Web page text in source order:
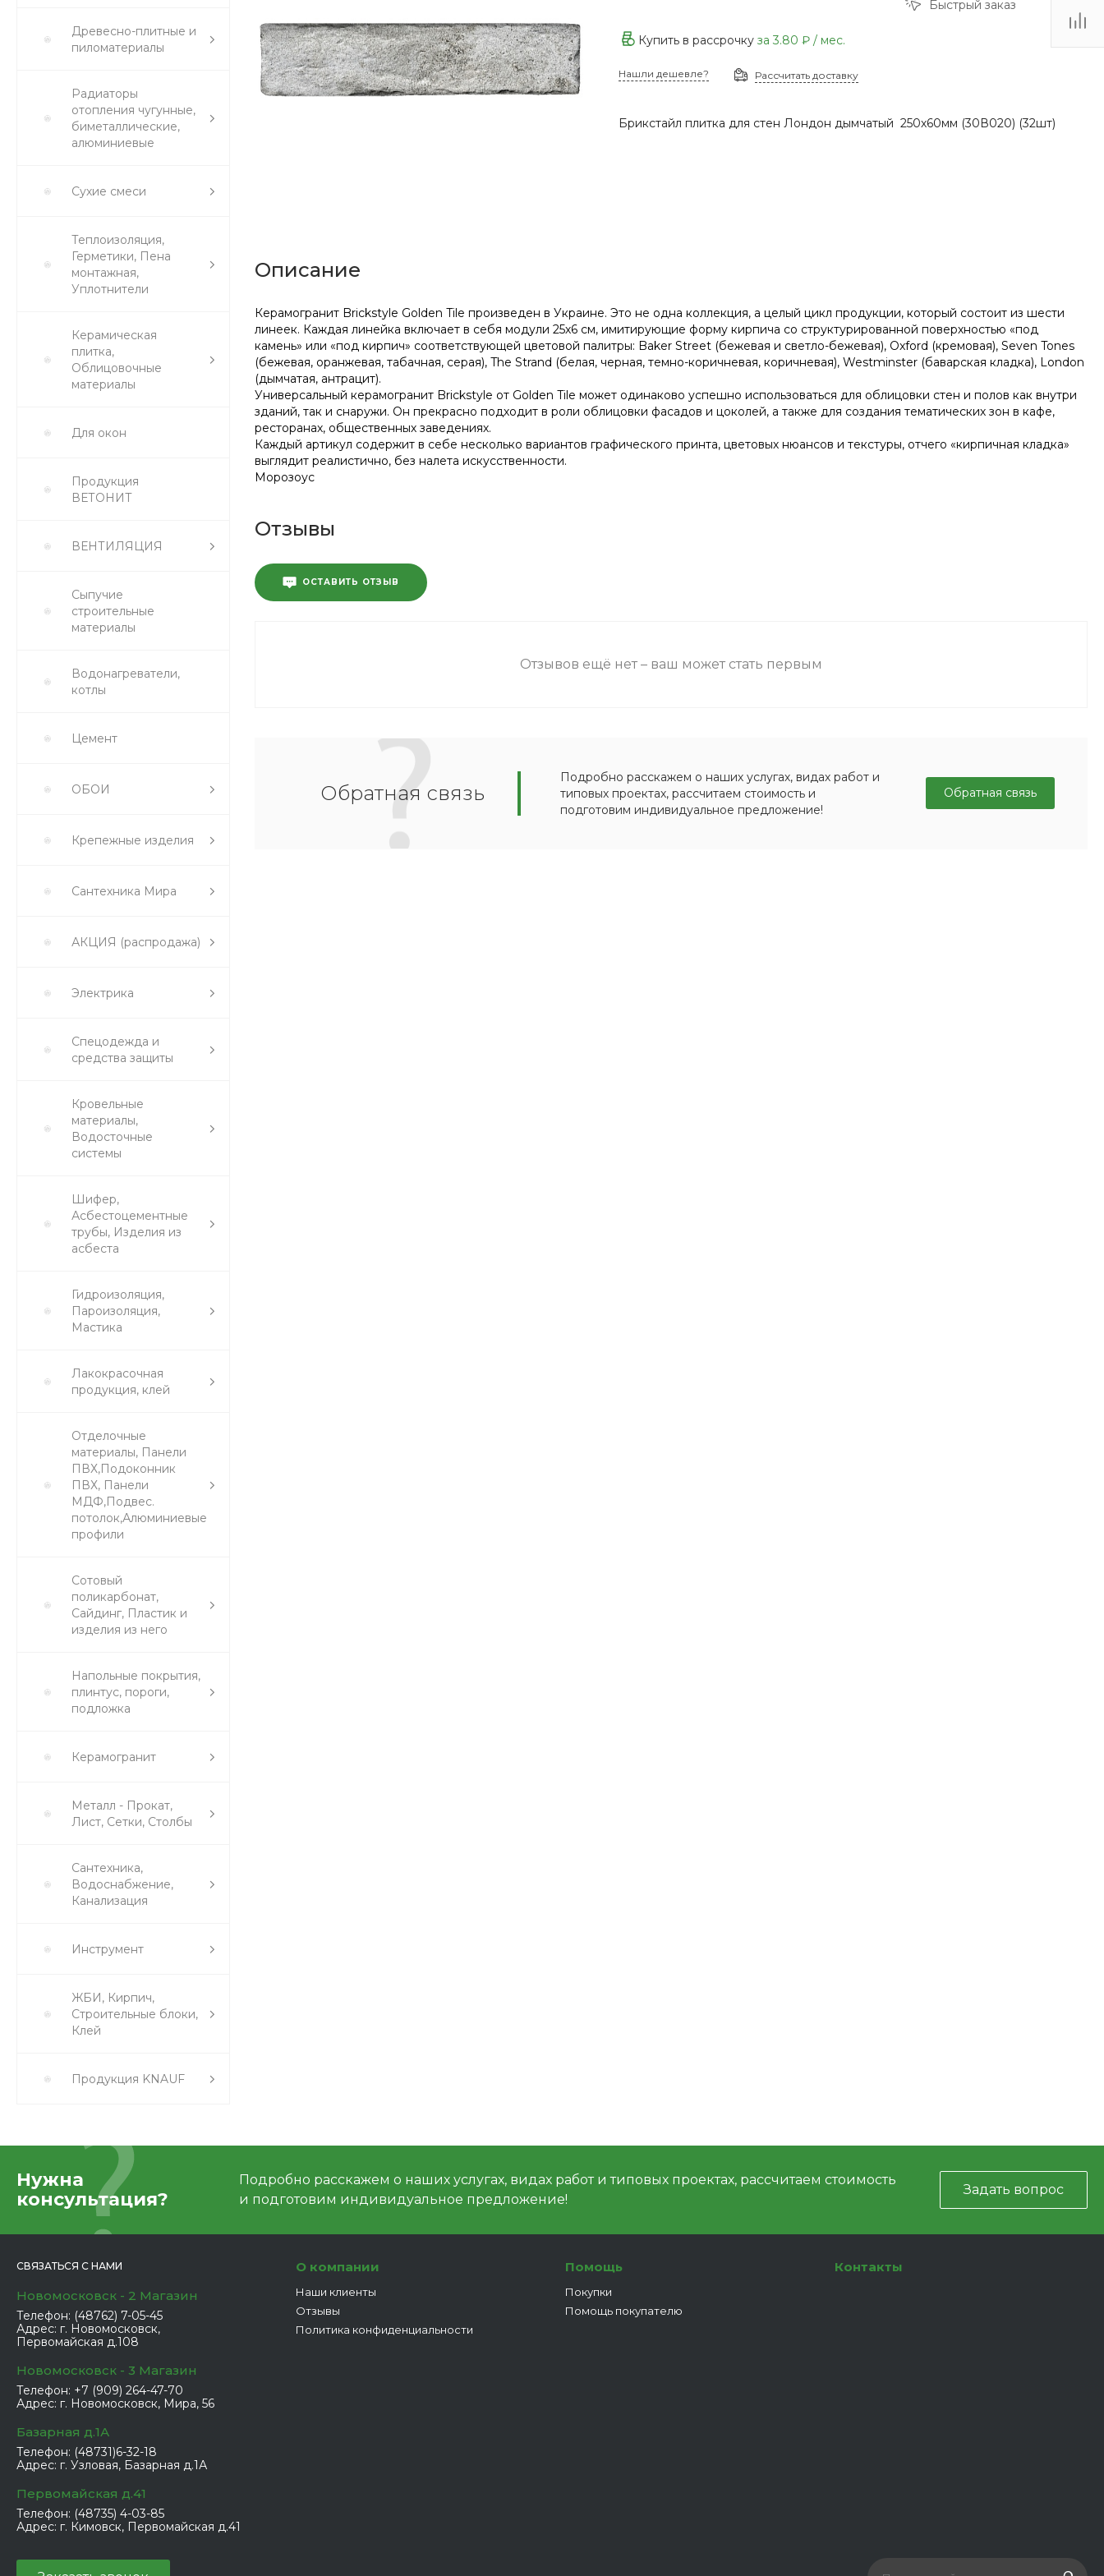
Древесно-плитные и
пиломатериалы
Радиаторы
отопления чугунные,
биметаллические,
алюминиевые
Сухие смеси
Теплоизоляция,
Герметики, Пена
монтажная,
Уплотнители
Керамическая
плитка,
Облицовочные
материалы
Для окон
Продукция
ВЕТОНИТ
ВЕНТИЛЯЦИЯ
Сыпучие
строительные
материалы
Водонагреватели,
котлы
Цемент
ОБОИ
Крепежные изделия
Сантехника Мира
АКЦИЯ (распродажа)
Электрика
Спецодежда и
средства защиты
Кровельные
материалы,
Водосточные
системы
Шифер,
Асбестоцементные
трубы, Изделия из
асбеста
Гидроизоляция,
Пароизоляция,
Мастика
Лакокрасочная
продукция, клей
Отделочные
материалы, Панели
ПВХ,Подоконник
ПВХ, Панели
МДФ,Подвес.
потолок,Алюминиевые
профили
Сотовый
поликарбонат,
Сайдинг, Пластик и
изделия из него
Напольные покрытия,
плинтус, пороги,
подложка
Керамогранит
Металл - Прокат,
Лист, Сетки, Столбы
Сантехника,
Водоснабжение,
Канализация
Инструмент
ЖБИ, Кирпич,
Строительные блоки,
Клей
Продукция KNAUF
Быстрый заказ
Купить в рассрочку за 3.80 ₽/ мес.
Нашли дешевле? Рассчитать доставку
Брикстайл плитка для стен Лондон дымчатый 250х60мм (30В020) (32шт)
Описание
Керамогранит Brickstyle Golden Tile произведен в Украине. Это не одна коллекция, а целый цикл продукции, который состоит из шести
линеек. Каждая линейка включает в себя модули 25х6 см, имитирующие форму кирпича со структурированной поверхностью «под
камень» или «под кирпич» соответствующей цветовой палитры: Baker Street (бежевая и светло-бежевая), Oxford (кремовая), Seven Tones
(бежевая, оранжевая, табачная, серая), The Strand (белая, черная, темно-коричневая, коричневая), Westminster (баварская кладка), London
(дымчатая, антрацит).
Универсальный керамогранит Brickstyle от Golden Tile может одинаково успешно использоваться для облицовки стен и полов как внутри
зданий, так и снаружи. Он прекрасно подходит в роли облицовки фасадов и цоколей, а также для создания тематических зон в кафе,
ресторанах, общественных заведениях.
Каждый артикул содержит в себе несколько вариантов графического принта, цветовых нюансов и текстуры, отчего «кирпичная кладка»
выглядит реалистично, без налета искусственности.
Морозоус
Отзывы
ОСТАВИТЬ ОТЗЫВ
Отзывов ещё нет – ваш может стать первым
Обратная связь
Подробно расскажем о наших услугах, видах работ и
типовых проектах, рассчитаем стоимость и
подготовим индивидуальное предложение!
Обратная связь
Нужна
консультация?
Подробно расскажем о наших услугах, видах работ и типовых проектах, рассчитаем стоимость
и подготовим индивидуальное предложение!
Задать вопрос
СВЯЗАТЬСЯ С НАМИ
Новомосковск - 2 Магазин
Телефон: (48762) 7-05-45
Адрес: г. Новомосковск,
Первомайская д.108
Новомосковск - 3 Магазин
Телефон: +7 (909) 264-47-70
Адрес: г. Новомосковск, Мира, 56
Базарная д.1А
Телефон: (48731)6-32-18
Адрес: г. Узловая, Базарная д.1А
Первомайская д.41
Телефон: (48735) 4-03-85
Адрес: г. Кимовск, Первомайская д.41
О компании
Наши клиенты
Отзывы
Политика конфиденциальности
Помощь
Покупки
Помощь покупателю
Контакты